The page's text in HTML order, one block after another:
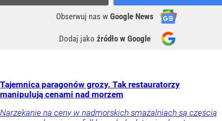
Obserwuj nas w Google News
Dodaj jako źródło w Google
Tajemnica paragonów grozy. Tak restauratorzy
manipulują cenami nad morzem
Narzekanie na ceny w nadmorskich smażalniach są częścią